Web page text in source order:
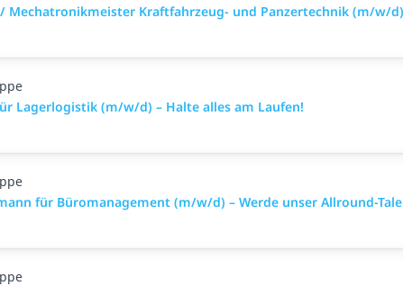
Mechatronikmeister Kraftfahrzeug- und Panzertechnik (m/w/d)
Lagerlogistik (m/w/d) – Halte alles am Laufen!
für Büromanagement (m/w/d) – Werde unser Allround-